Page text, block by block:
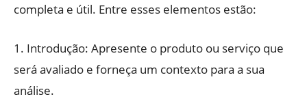
completa e útil. Entre esses elementos estão:
1. Introdução: Apresente o produto ou serviço que
será avaliado e forneça um contexto para a sua
análise.